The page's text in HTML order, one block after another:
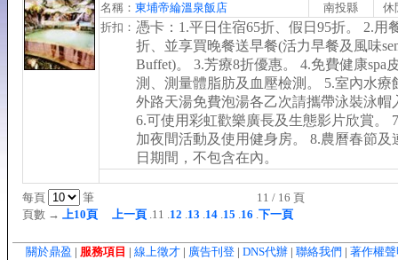
名稱： 東埔帝綸溫泉飯店 南投縣
休
折扣： 憑卡：1.平日住宿65折、假日95折。 2.用
折、並享買晚餐送早餐(活力早餐及風味
Buffet)。 3.芳療8折優惠。 4.免費健康spa
測、測量體脂肪及血壓檢測。 5.室內水療
外路天湯免費泡湯各乙次請攜帶泳裝泳帽
6.可使用彩虹歡樂廣長及生態影片欣賞。
加夜間活動及使用健身房。 8.農曆春節及
日期間，不包含在內。
每頁 筆
11 / 16 頁
頁數 → 上10頁 上一頁.11 .12 .13 .14.15 .16 .下一頁
關於鼎盈 | 服務項目 | 線上徵才 | 廣告刊登 | DNS代辦 | 聯絡我們 | 著作